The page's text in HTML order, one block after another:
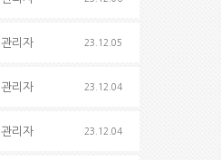
관리자 23.12.05
관리자 23.12.04
관리자 23.12.04